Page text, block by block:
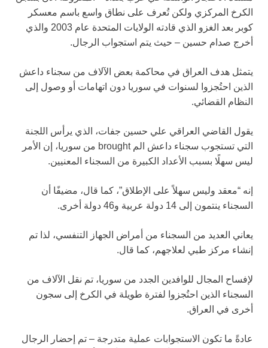
الكرخ المركزي ولكن تُعرف على نطاق واسع باسم معسكر
كوبر بعد الغزو الذي قادته الولايات المتحدة عام 2003 والذي
أخرج صدام حسين – حيث يتم استجواب الرجال.
يتمثل هدف العراق في محاكمة بعض الآلاف من سجناء داعش
الذين احتُجزوا لسنوات في سوريا دون اتهامات أو وصول إلى
النظام القضائي.
يقول القاضي العراقي علي حسين جفات، الذي يرأس اللجنة
التي تستجوب سجناء داعش الم brought من سوريا، إن الأمر
ليس سهلًا بسبب الأعداد الكبيرة من السجناء المعنيين.
إنه “معقد وليس سهلاً على الإطلاق”، كما قال، مضيفًا أن
السجناء ينتمون إلى 14 دولة عربية و46 دولة أخرى.
يعاني العديد من السجناء من أمراض الجهاز التنفسي، لذا تم
إنشاء مركز طبي لعلاجهم، كما قال.
لإفساح المجال للوافدين الجدد من سوريا، تم نقل الآلاف من
السجناء الذين احتُجزوا لفترة طويلة في الكرخ إلى سجون
أخرى في العراق.
عادةً ما تكون الاستجوابات عملية متدرجة – تم إحضار الرجال